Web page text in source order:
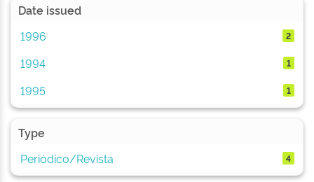
Date issued
1996
2
1994 1
1995 1
Type
Periódico/Revista
4